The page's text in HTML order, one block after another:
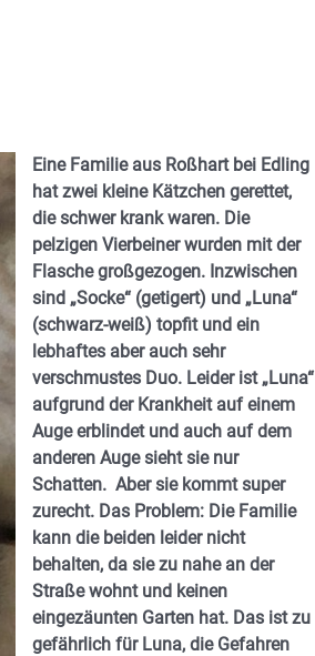
Eine Familie aus Roßhart bei Edling
hat zwei kleine Kätzchen gerettet,
die schwer krank waren. Die
pelzigen Vierbeiner wurden mit der
Flasche großgezogen. Inzwischen
sind „Socke“ (getigert) und „Luna“
(schwarz-weiß) topfit und ein
lebhaftes aber auch sehr
verschmustes Duo. Leider ist „Luna“
aufgrund der Krankheit auf einem
Auge erblindet und auch auf dem
anderen Auge sieht sie nur
Schatten. Aber sie kommt super
zurecht. Das Problem: Die Familie
kann die beiden leider nicht
behalten, da sie zu nahe an der
Straße wohnt und keinen
eingezäunten Garten hat. Das ist zu
gefährlich für Luna, die Gefahren